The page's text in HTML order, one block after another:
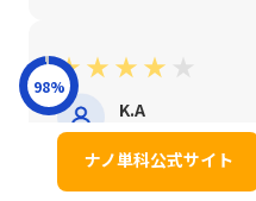
ナノ単科公式サイト
98%
★ ★ ★ ★
K.A
60代 男性